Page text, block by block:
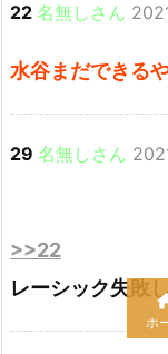
22 名無しさん
水谷まだできる
29 名無しさん
>>22
レーシック失敗
ホ